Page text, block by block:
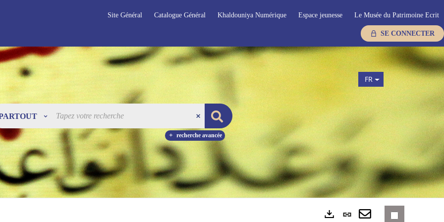
Site Général Catalogue Général Khaldouniya Numérique Espace jeunesse Le Musée du Patrimoine Ecrit
SE CONNECTER
recherche avancée
FR
Lien